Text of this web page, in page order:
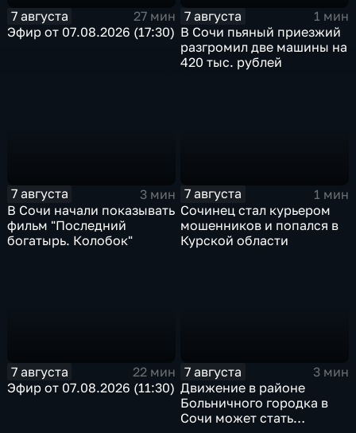
7 августа
27 мин
Эфир от 07.08.2026 (17:30)
7 августа
1 мин
В Сочи пьяный приезжий
разгромил две машины на
420 тыс. рублей
7 августа
3 мин
В Сочи начали показывать
фильм "Последний
богатырь. Колобок"
7 августа
1 мин
Сочинец стал курьером
мошенников и попался в
Курской области
7 августа
22 мин
Эфир от 07.08.2026 (11:30)
7 августа
3 мин
Движение в районе
Больничного городка в
Сочи может стать